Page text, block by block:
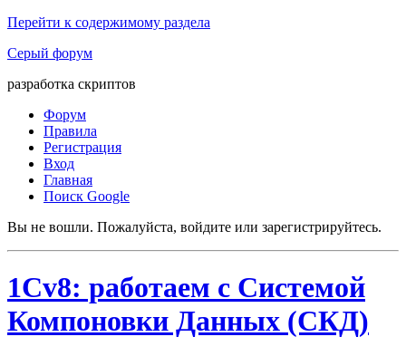
Перейти к содержимому раздела
Серый форум
разработка скриптов
Форум
Правила
Регистрация
Вход
Главная
Поиск Google
Вы не вошли. Пожалуйста, войдите или зарегистрируйтесь.
1Cv8: работаем с Системой
Компоновки Данных (СКД)